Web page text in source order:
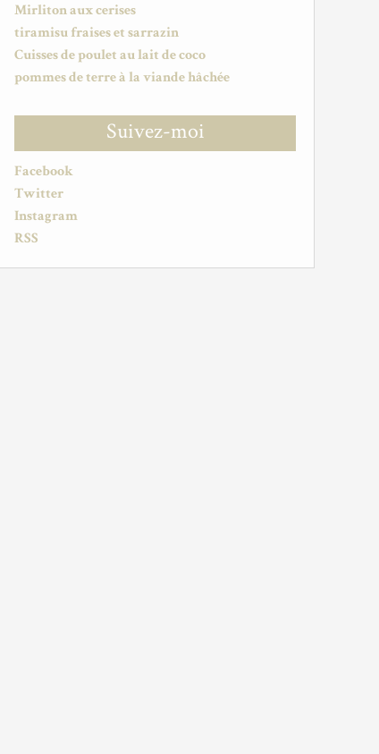
Mirliton aux cerises
tiramisu fraises et sarrazin
Cuisses de poulet au lait de coco
pommes de terre à la viande hâchée
Suivez-moi
Facebook
Twitter
Instagram
RSS